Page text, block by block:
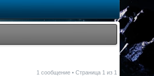
1 сообщение • Страница 1 из 1